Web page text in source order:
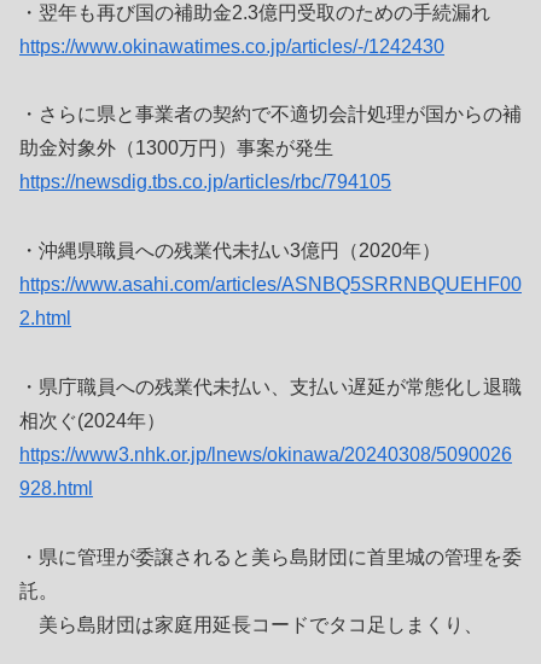
・翌年も再び国の補助金2.3億円受取のための手続漏れ
https://www.okinawatimes.co.jp/articles/-/1242430
・さらに県と事業者の契約で不適切会計処理が国からの補
助金対象外（1300万円）事案が発生
https://newsdig.tbs.co.jp/articles/rbc/794105
・沖縄県職員への残業代未払い3億円（2020年）
https://www.asahi.com/articles/ASNBQ5SRRNBQUEHF00
2.html
・県庁職員への残業代未払い、支払い遅延が常態化し退職
相次ぐ(2024年）
https://www3.nhk.or.jp/lnews/okinawa/20240308/5090026
928.html
・県に管理が委譲されると美ら島財団に首里城の管理を委
託。
美ら島財団は家庭用延長コードでタコ足しまくり、